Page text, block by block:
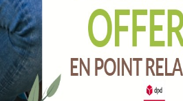
Ecarteur sur seau pour
Ref :
JCCRF
Marque :
SOERGEN Distribution